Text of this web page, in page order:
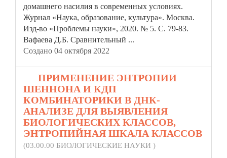
домашнего насилия в современных условиях.
Журнал «Наука, образование, культура». Москва.
Изд-во «Проблемы науки», 2020. № 5. С. 79-83.
Вафаева Д.Б. Сравнительный ...
Создано 04 октября 2022
ПРИМЕНЕНИЕ ЭНТРОПИИ
ШЕННОНА И КДП
КОМБИНАТОРИКИ В ДНК-
АНАЛИЗЕ ДЛЯ ВЫЯВЛЕНИЯ
БИОЛОГИЧЕСКИХ КЛАССОВ,
ЭНТРОПИЙНАЯ ШКАЛА КЛАССОВ
(03.00.00 БИОЛОГИЧЕСКИЕ НАУКИ )